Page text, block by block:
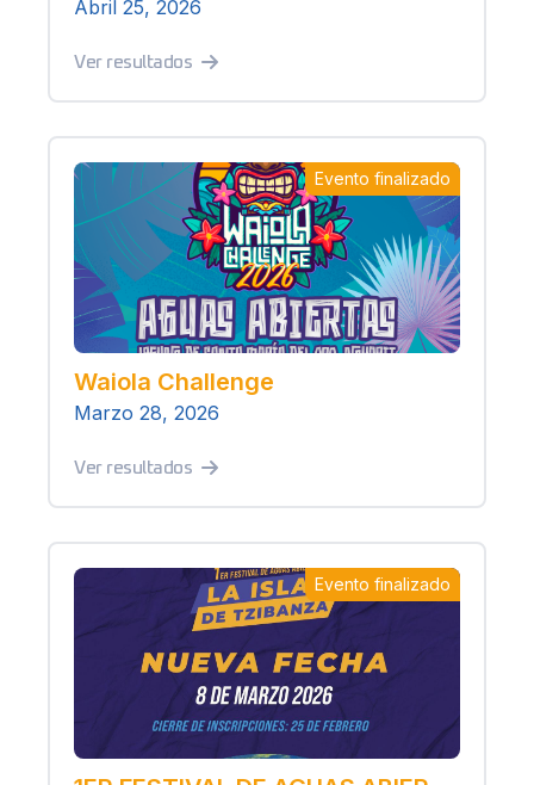
Abril 25, 2026
Ver resultados
Evento finalizado
Waiola Challenge
Marzo 28, 2026
Ver resultados
Evento finalizado